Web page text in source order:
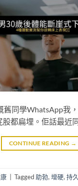
舊同學WhatsApp我
股都扁埋。佢話最近
CONTINUE READING →
Tagged 助勃, 增硬, 持